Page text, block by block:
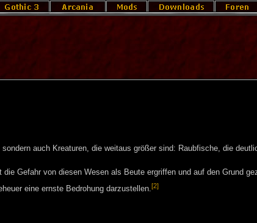
auch Kreaturen, die weitaus größer sind: Raubfische, die
Gefahr von diesen Wesen als Beute ergriffen und auf den Grund
eine ernste Bedrohung darzustellen.[2]